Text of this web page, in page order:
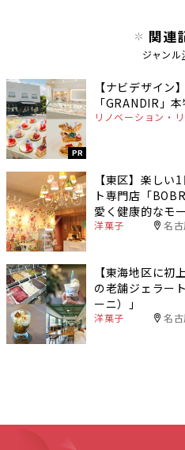
関連
ジャンル
PR
【ナビデザイン
「GRANDIR」
リノベーション・
【東区】楽しい
ト専門店「
愛く健康的なモ
洋菓子 名
【東海地区に初
の老舗ジェラー
ーニ）」
洋菓子 名